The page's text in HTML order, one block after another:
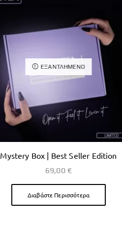
ΕΞΑΝΤΛΗΜΈΝΟ
Mystery Box | Best Seller Edition
69,00 €
Διαβάστε Περισσότερα